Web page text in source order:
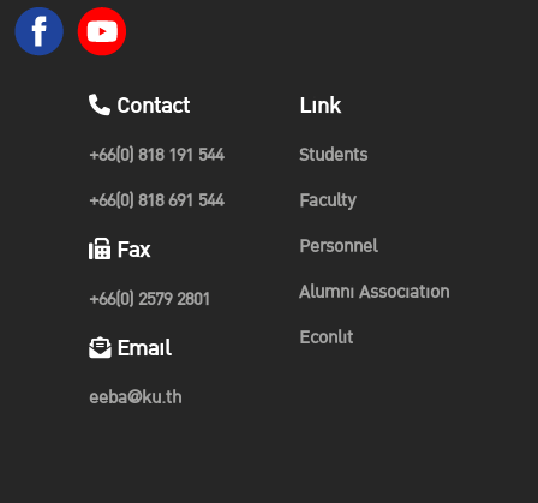
provides us with the valuable experience of receiving
training from many skilled marketers.”
– Ms. Panisara Posuwan, EEBA Student
มองคนรุ่นใหม่ ปั้นไปรษณีย์ไทยให้มากกว่าการส่ง”โครงการที่เปิด
พื้นที่ให้นักศึกษาได้ปั้นแบรนด์ พร้อมกับ ภารกิจท้าทาย Gen Z
“เปลี่ยน 140 ปี ให้เหมือน 14 อีกครั้ง”ิ
ที่จัดโดยสมาคมการตลาดแห่งประเทศไทย เพื่อเปิดโอกาสให้นิสิต
Contact
+66(0) 818 191 544
+66(0) 818 691 544
Fax
+66(0) 2579 2801
Email
eeba@ku.th
Link
Students
Faculty
Personnel
Alumni Association
Econlit